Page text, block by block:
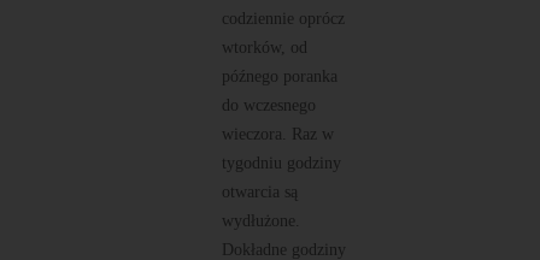
codziennie oprócz
wtorków, od
późnego poranka
do wczesnego
wieczora. Raz w
tygodniu godziny
otwarcia są
wydłużone.
Dokładne godziny